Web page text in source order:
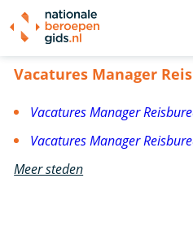
Vacatures Manager
Vacatures Manager
Vacatures Manager
Vacatures Manager
Meer steden